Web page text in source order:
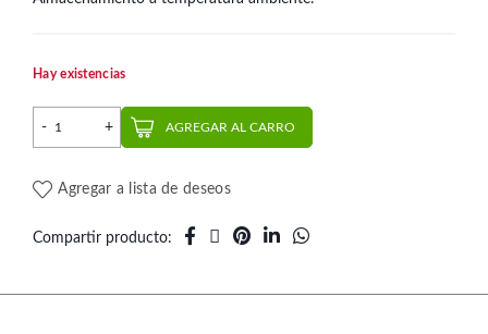
Hay existencias
Composite Fotocurado Bracepaste x4 un. | AO cantidad
AGREGAR AL CARRO
Agregar a lista de deseos
Compartir producto